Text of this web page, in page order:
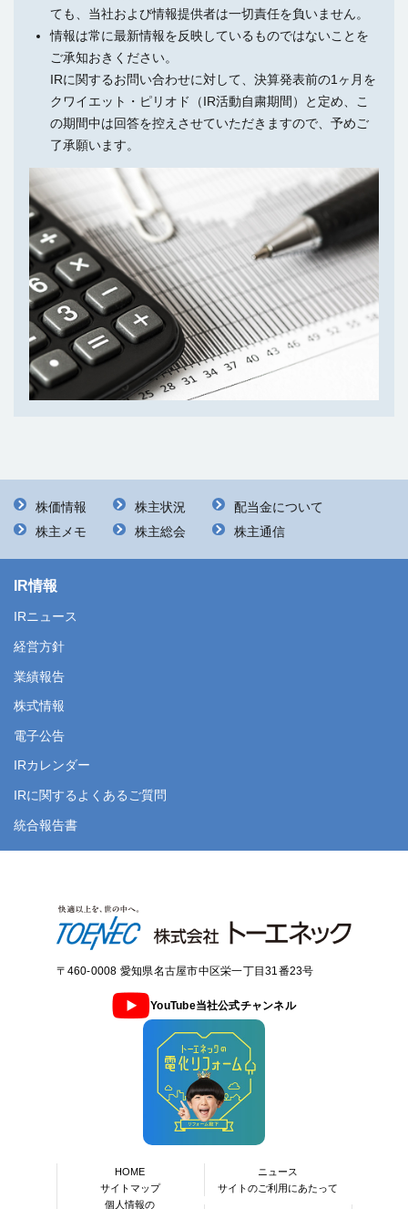
ても、当社および情報提供者は一切責任を負いません。
情報は常に最新情報を反映しているものではないことを
ご承知おきください。
IRに関するお問い合わせに対して、決算発表前の1ヶ月を
クワイエット・ピリオド（IR活動自粛期間）と定め、こ
の期間中は回答を控えさせていただきますので、予めご
了承願います。
株価情報 株主状況
配当金について
株主メモ
株主総会 株主通信
IR情報
IRニュース
経営方針
業績報告
株式情報
電子公告
IRカレンダー
IRに関するよくあるご質問
統合報告書
〒460-0008 愛知県名古屋市中区栄一丁目31番23号
YouTube当社公式チャンネル
HOME
ニュース
サイトマップ
サイトのご利用にあたって
個人情報の